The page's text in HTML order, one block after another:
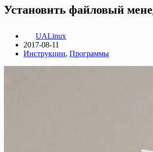
Установить файловый
UALinux
2017-08-11
Инструкции, Программы